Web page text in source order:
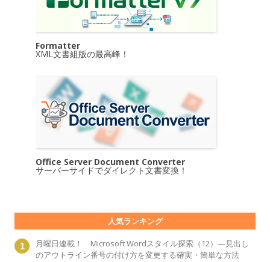
Formatter
XML文書組版の最高峰！
Office Server Document Converter
サーバーサイドでダイレクト文書変換！
人気ランキング
月曜日連載！ Microsoft Wordスタイル探索（12）―見出し
のアウトライン番号の付け方を変更する確実・簡単な方法